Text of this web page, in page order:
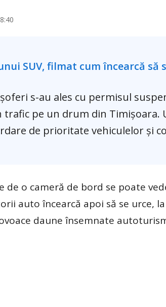
s-au ales cu permisul
trafic pe un drum din
de prioritate vehiculelor și
de o cameră de bord se poate
auto încearcă apoi să se urce,
daune însemnate